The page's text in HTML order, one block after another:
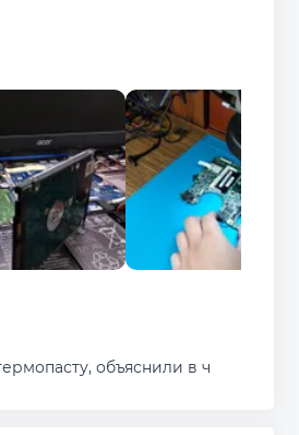
объяснили в ч